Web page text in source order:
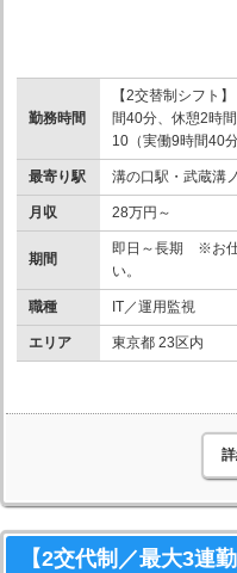
勤務時間
【2交替制シフト
間40分、休憩2時
10（実働9時間40
最寄り駅 溝の口駅・武蔵溝
月収 28万円～
期間
即日～長期 ※お仕
い。
職種 IT／運用監視
エリア 東京都 23区内
【2交代制／最大3連